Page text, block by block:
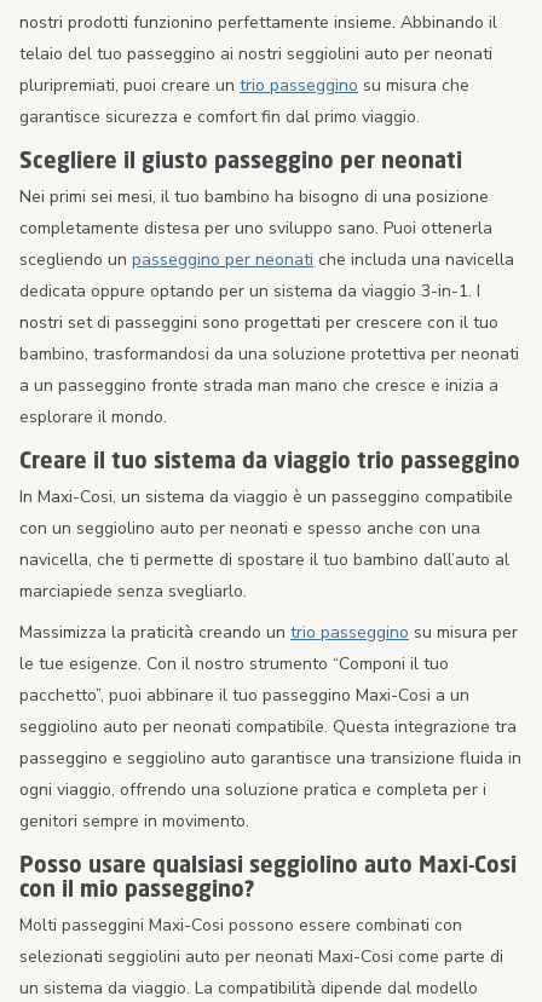
nostri prodotti funzionino perfettamente insieme. Abbinando il
telaio del tuo passeggino ai nostri seggiolini auto per neonati
pluripremiati, puoi creare un trio passeggino su misura che
garantisce sicurezza e comfort fin dal primo viaggio.
Scegliere il giusto passeggino per neonati
Nei primi sei mesi, il tuo bambino ha bisogno di una posizione
completamente distesa per uno sviluppo sano. Puoi ottenerla
scegliendo un passeggino per neonati che includa una navicella
dedicata oppure optando per un sistema da viaggio 3-in-1. I
nostri set di passeggini sono progettati per crescere con il tuo
bambino, trasformandosi da una soluzione protettiva per neonati
a un passeggino fronte strada man mano che cresce e inizia a
esplorare il mondo.
Creare il tuo sistema da viaggio trio passeggino
In Maxi-Cosi, un sistema da viaggio è un passeggino compatibile
con un seggiolino auto per neonati e spesso anche con una
navicella, che ti permette di spostare il tuo bambino dall’auto al
marciapiede senza svegliarlo.
Massimizza la praticità creando un trio passeggino su misura per
le tue esigenze. Con il nostro strumento “Componi il tuo
pacchetto”, puoi abbinare il tuo passeggino Maxi-Cosi a un
seggiolino auto per neonati compatibile. Questa integrazione tra
passeggino e seggiolino auto garantisce una transizione fluida in
ogni viaggio, offrendo una soluzione pratica e completa per i
genitori sempre in movimento.
Posso usare qualsiasi seggiolino auto Maxi-Cosi
con il mio passeggino?
Molti passeggini Maxi-Cosi possono essere combinati con
selezionati seggiolini auto per neonati Maxi-Cosi come parte di
un sistema da viaggio. La compatibilità dipende dal modello